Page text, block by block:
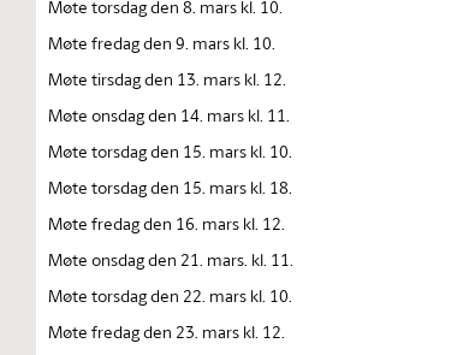
Møte torsdag den 8. mars kl. 10.
Møte fredag den 9. mars kl. 10.
Møte tirsdag den 13. mars kl. 12.
Møte onsdag den 14. mars kl. 11.
Møte torsdag den 15. mars kl. 10.
Møte torsdag den 15. mars kl. 18.
Møte fredag den 16. mars kl. 12.
Møte onsdag den 21. mars. kl. 11.
Møte torsdag den 22. mars kl. 10.
Møte fredag den 23. mars kl. 12.